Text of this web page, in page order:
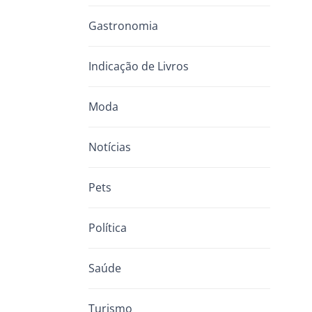
Gastronomia
Indicação de Livros
Moda
Notícias
Pets
Política
Saúde
Turismo